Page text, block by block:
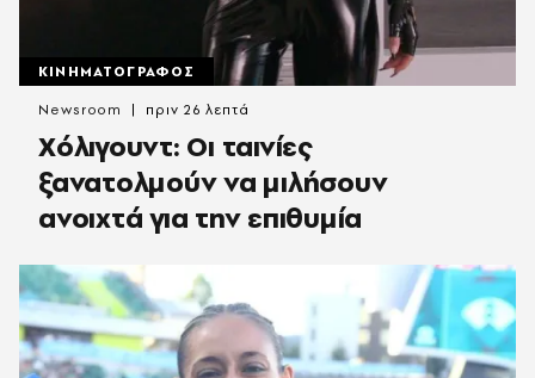
ΚΙΝΗΜΑΤΟΓΡΑΦΟΣ
Χόλιγουντ: Οι ταινίες
ξανατολμούν να μιλήσουν
ανοιχτά για την επιθυμία
Newsroom πριν 26 λεπτά